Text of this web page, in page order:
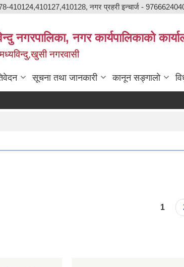
410124,410127,410128, नगर प्रहरी इन्चार्ज -
नगरपालिका, नगर कार्यपालिकाको
नगरवासी
सूचना तथा जानकारी कानून सङ्गालो
1